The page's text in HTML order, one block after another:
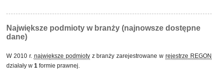
Największe podmioty w branży (najnowsze dostępne
dane)
W 2010 r. największe podmiotyz branży zarejestrowane wrejestrze REGON
działały w 1 formie prawnej.